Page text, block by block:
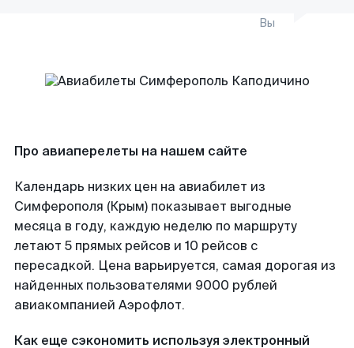
Вы
Про авиаперелеты на нашем сайте
Календарь низких цен на авиабилет из
Симферополя (Крым) показывает выгодные
месяца в году, каждую неделю по маршруту
летают 5 прямых рейсов и 10 рейсов с
пересадкой. Цена варьируется, самая дорогая из
найденных пользователями 9000 рублей
авиакомпанией Аэрофлот.
Как еще сэкономить используя электронный